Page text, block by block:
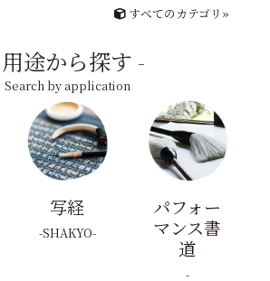
すべてのカテゴリ»
用途から探す
Search by application
写経
SHAKYO
パフォー
マンス書
道